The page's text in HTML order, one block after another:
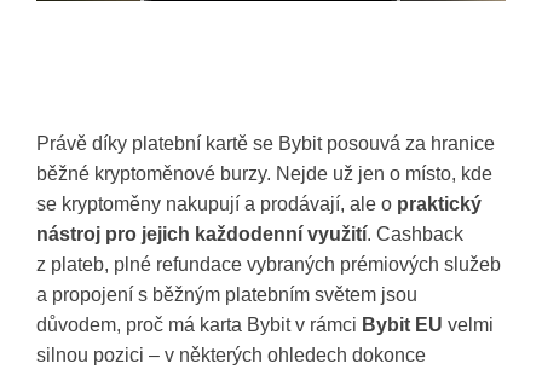
Právě díky platební kartě se Bybit posouvá za hranice
běžné kryptoměnové burzy. Nejde už jen o místo, kde
se kryptoměny nakupují a prodávají, ale o praktický
nástroj pro jejich každodenní využití. Cashback
z plateb, plné refundace vybraných prémiových služeb
a propojení s běžným platebním světem jsou
důvodem, proč má karta Bybit v rámci Bybit EU velmi
silnou pozici – v některých ohledech dokonce